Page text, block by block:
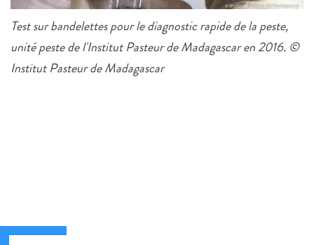
Test sur bandelettes pour le diagnostic rapide de la peste,
unité peste de l'Institut Pasteur de Madagascar en 2016. ©
Institut Pasteur de Madagascar